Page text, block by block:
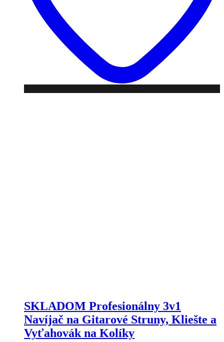
SKLADOM Profesionálny 3v1
Navíjač na Gitarové Struny, Kliešte a
Vyťahovák na Kolíky